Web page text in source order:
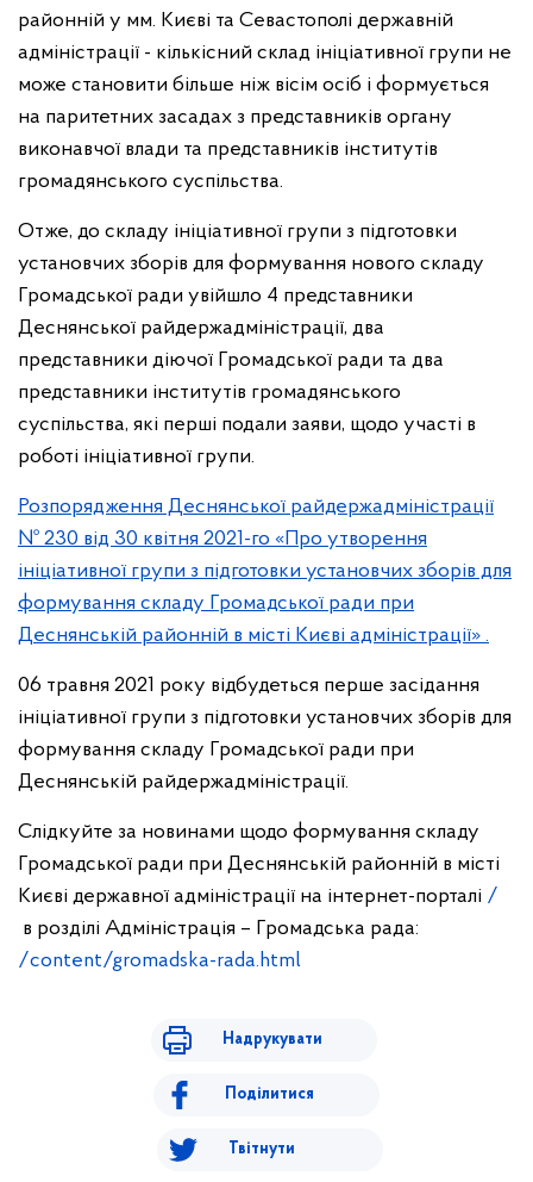
районній у мм. Києві та Севастополі державній
адміністрації - кількісний склад ініціативної групи не
може становити більше ніж вісім осіб і формується
на паритетних засадах з представників органу
виконавчої влади та представників інститутів
громадянського суспільства.
Отже, до складу ініціативної групи з підготовки
установчих зборів для формування нового складу
Громадської ради увійшло 4 представники
Деснянської райдержадміністрації, два
представники діючої Громадської ради та два
представники інститутів громадянського
суспільства, які перші подали заяви, щодо участі в
роботі ініціативної групи.
Розпорядження Деснянської райдержадміністрації
№ 230 від 30 квітня 2021-го «Про утворення
ініціативної групи з підготовки установчих зборів для
формування складу Громадської ради при
Деснянській районній в місті Києві адміністрації» .
06 травня 2021 року відбудеться перше засідання
ініціативної групи з підготовки установчих зборів для
формування складу Громадської ради при
Деснянській райдержадміністрації.
Слідкуйте за новинами щодо формування складу
Громадської ради при Деснянській районній в місті
Києві державної адміністрації на інтернет-порталі /
в розділі Адміністрація – Громадська рада:
/content/gromadska-rada.html
Надрукувати
Поділитися
Твітнути